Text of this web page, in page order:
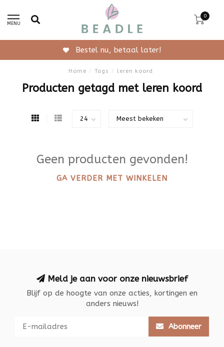
MENU
0
Bestel nu, betaal later!
Home / Tags / leren koord
Producten getagd met leren koord
Geen producten gevonden!
GA VERDER MET WINKELEN
Meld je aan voor onze nieuwsbrief
Blijf op de hoogte van onze acties, kortingen en
anders nieuws!
Abonneer